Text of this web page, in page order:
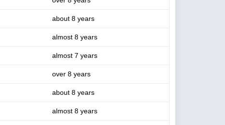
about 8 years
almost 8 years
almost 7 years
over 8 years
about 8 years
almost 8 years